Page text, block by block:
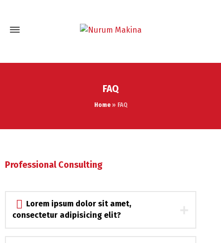
FAQ
Home» FAQ
Professional Consulting
Lorem ipsum dolor sit amet,
consectetur adipisicing elit?